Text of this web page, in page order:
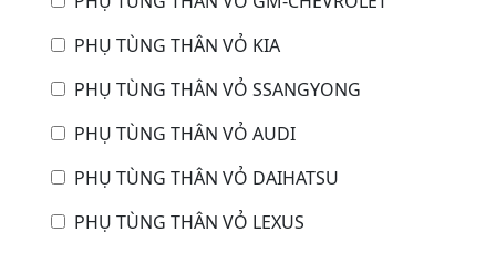
PHỤ TÙNG THÂN VỎ KIA
PHỤ TÙNG THÂN VỎ SSANGYONG
PHỤ TÙNG THÂN VỎ AUDI
PHỤ TÙNG THÂN VỎ DAIHATSU
PHỤ TÙNG THÂN VỎ LEXUS